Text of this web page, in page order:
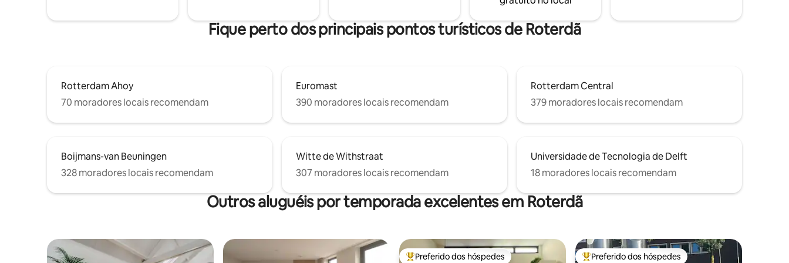
Fique perto dos principais pontos turísticos de Roterdã
Rotterdam Ahoy
70 moradores locais recomendam
Euromast
390 moradores locais recomendam
Rotterdam Central
379 moradores locais recomendam
Boijmans-van Beuningen
328 moradores locais recomendam
Witte de Withstraat
307 moradores locais recomendam
Universidade de Tecnologia de Delft
18 moradores locais recomendam
Outros aluguéis por temporada excelentes em Roterdã
Preferido dos hóspedes Preferido dos hóspedes